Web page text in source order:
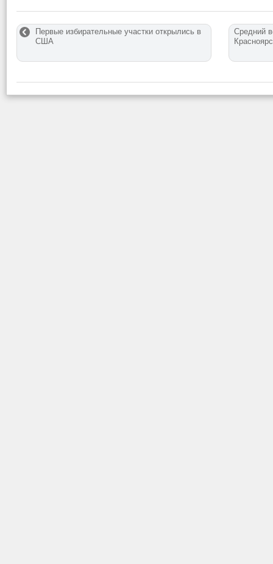
Первые избирательные участки открылись в
США
Средний